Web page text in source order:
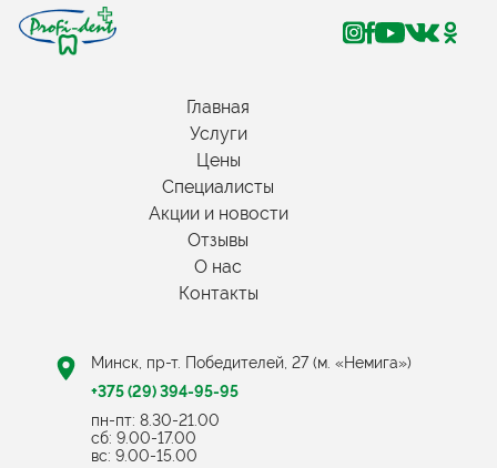
Главная
Услуги
Цены
Специалисты
Акции и новости
Отзывы
О нас
Контакты
Минск, пр-т. Победителей, 27 (м. «Немига»)
+375 (29) 394-95-95
пн-пт: 8.30-21.00
cб: 9.00-17.00
вс: 9.00-15.00